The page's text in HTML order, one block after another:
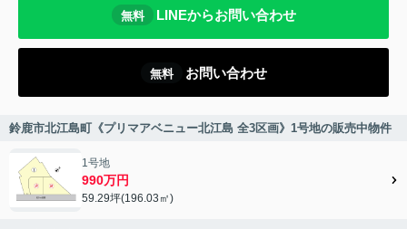
無料 LINEからお問い合わせ
無料 お問い合わせ
鈴鹿市北江島町《プリマアベニュー北江島 全3区画》1号地の販売中物件
1号地
990万円
59.29坪(196.03㎡)